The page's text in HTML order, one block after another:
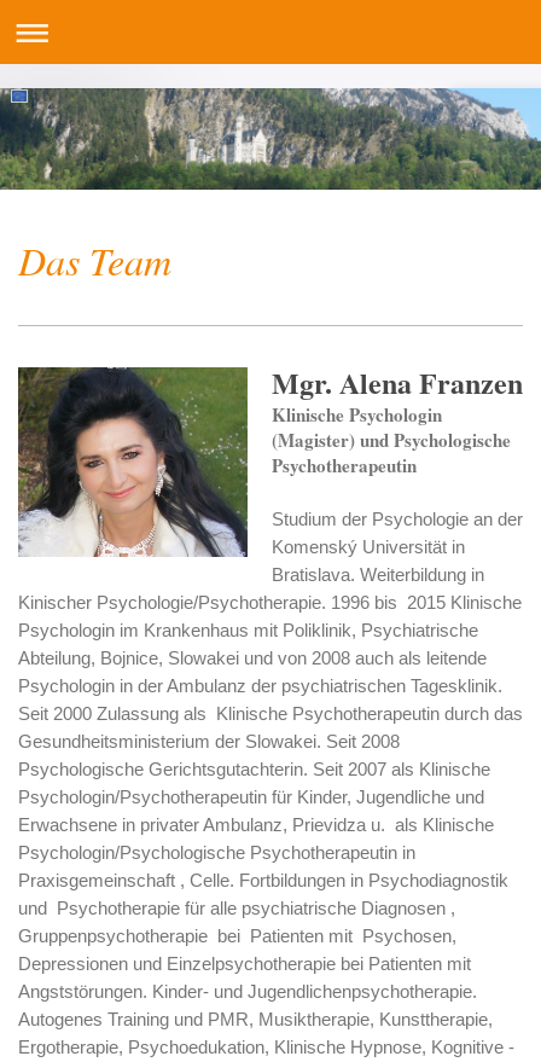
psychoprofil
Das Team
Mgr. Alena Franzen
Klinische Psychologin
(Magister) und Psychologische
Psychotherapeutin
Studium der Psychologie an der
Komenský Universität in
Bratislava. Weiterbildung in
Kinischer Psychologie/Psychotherapie. 1996 bis 2015 Klinische
Psychologin im Krankenhaus mit Poliklinik, Psychiatrische
Abteilung, Bojnice, Slowakei und von 2008 auch als leitende
Psychologin in der Ambulanz der psychiatrischen Tagesklinik.
Seit 2000 Zulassung als Klinische Psychotherapeutin durch das
Gesundheitsministerium der Slowakei. Seit 2008
Psychologische Gerichtsgutachterin. Seit 2007 als Klinische
Psychologin/Psychotherapeutin für Kinder, Jugendliche und
Erwachsene in privater Ambulanz, Prievidza u. als Klinische
Psychologin/Psychologische Psychotherapeutin in
Praxisgemeinschaft , Celle. Fortbildungen in Psychodiagnostik
und Psychotherapie für alle psychiatrische Diagnosen ,
Gruppenpsychotherapie bei Patienten mit Psychosen,
Depressionen und Einzelpsychotherapie bei Patienten mit
Angststörungen. Kinder- und Jugendlichenpsychotherapie.
Autogenes Training und PMR, Musiktherapie, Kunsttherapie,
Ergotherapie, Psychoedukation, Klinische Hypnose, Kognitive -